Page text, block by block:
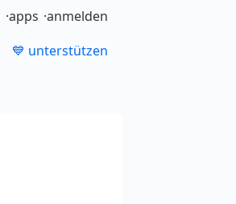
apps anmelden
💙 unterstützen